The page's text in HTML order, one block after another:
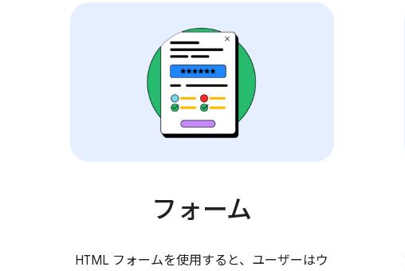
フォーム
HTML フォームを使用すると、ユーザーはウ